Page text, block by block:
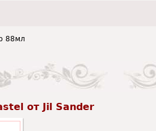
88мл
от Jil Sander